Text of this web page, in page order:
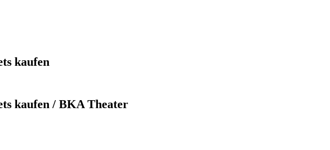
kaufen
kaufen / BKA Theater